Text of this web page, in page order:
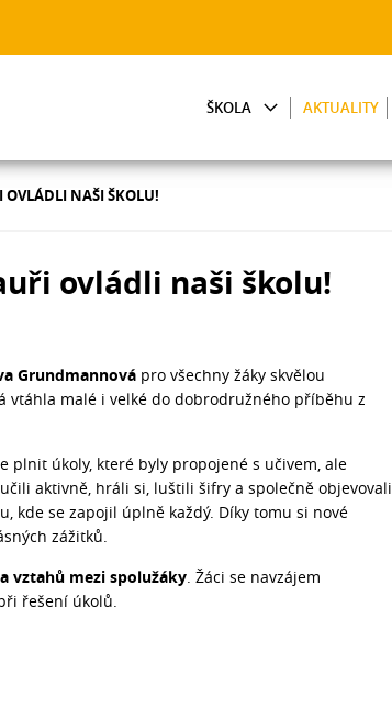
ŠKOLA AKTUALITY
OVLÁDLI NAŠI ŠKOLU!
ovládli naši školu!
Grundmannová pro všechny žáky skvělou
vtáhla malé i velké do dobrodružného příběhu z
plnit úkoly, které byly propojené s učivem, ale
aktivně, hráli si, luštili šifry a společně objevovali
kde se zapojil úplně každý. Díky tomu si nové
zážitků.
vztahů mezi spolužáky. Žáci se navzájem
řešení úkolů.